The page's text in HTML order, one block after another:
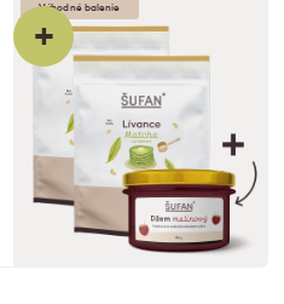
+
Výhodné balenie